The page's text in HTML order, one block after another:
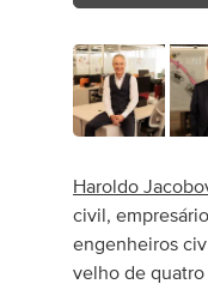
Haroldo
civil,
engenheiros
velho de quatro